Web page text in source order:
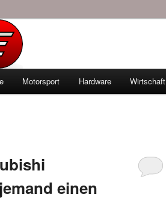
Motorsport Hardware Wirtschaft
einen